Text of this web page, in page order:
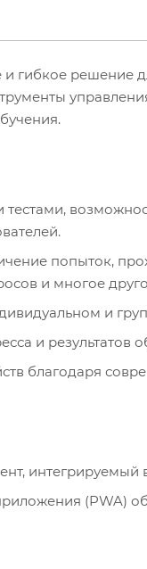
решение
тестами,
попыток,
и многое
и
и результатов
благодаря
интегрируемый
(PWA)